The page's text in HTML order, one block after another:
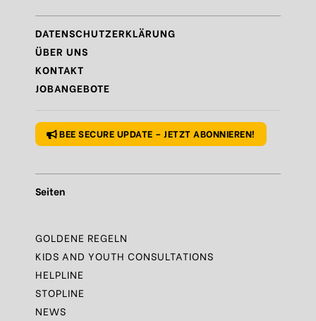
RegelN°8- Schütze deine Geheimnisse
RegelN°9 – Gönn dir auch mal eine Pause
RegelN°10 – Fragen? Bleib nicht allein!
DATENSCHUTZERKLÄRUNG
ÜBER UNS
KONTAKT
JOBANGEBOTE
BEE SECURE UPDATE – JETZT ABONNIEREN!
Seiten
GOLDENE REGELN
KIDS AND YOUTH CONSULTATIONS
HELPLINE
STOPLINE
NEWS